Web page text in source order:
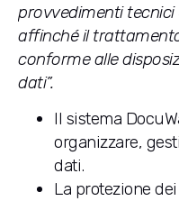
provvedimenti tecnici
affinché il
conforme alle
dati”.
Il sistema
organizzare,
dati.
La protezione